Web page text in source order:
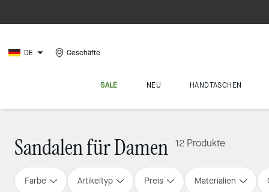
DE Geschäfte
SALE NEU HANDTASCHEN
Sandalen für Damen 12 Produkte
Farbe Artikeltyp Preis Materialien